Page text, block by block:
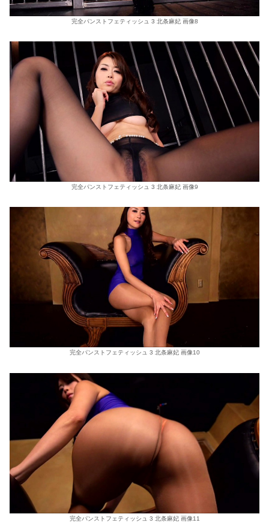
完全パンストフェティッシュ 3 北条麻妃 画像8
完全パンストフェティッシュ 3 北条麻妃 画像9
完全パンストフェティッシュ 3 北条麻妃 画像10
完全パンストフェティッシュ 3 北条麻妃 画像11